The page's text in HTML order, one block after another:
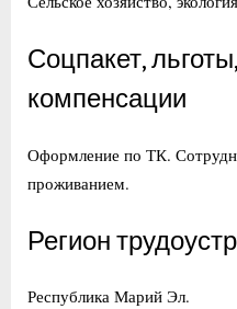
Соцпакет,
компенсации
Оформление по ТК.
проживанием.
Регион
Республика Марий Эл.